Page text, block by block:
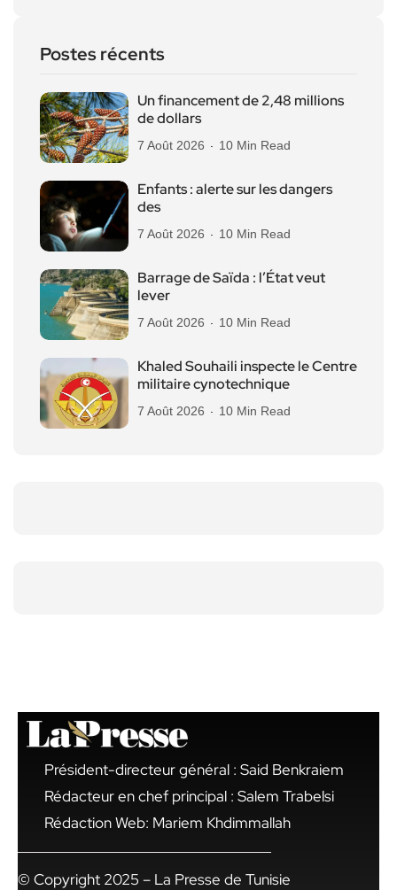
Postes récents
Un financement de 2,48 millions
de dollars
7 Août 2026 10 Min Read
Enfants : alerte sur les dangers
des
7 Août 2026 10 Min Read
Barrage de Saïda : l’État veut
lever
7 Août 2026 10 Min Read
Khaled Souhaili inspecte le Centre
militaire cynotechnique
7 Août 2026 10 Min Read
Président-directeur général : Said Benkraiem
Rédacteur en chef principal : Salem Trabelsi
Rédaction Web: Mariem Khdimmallah
© Copyright 2025 – La Presse de Tunisie